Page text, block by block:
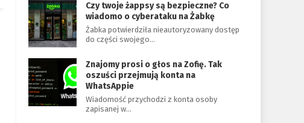
Czy twoje żappsy są bezpieczne? Co
wiadomo o cyberataku na Żabkę
Żabka potwierdziła nieautoryzowany dostęp
do części swojego…
Znajomy prosi o głos na Zofię. Tak
oszuści przejmują konta na
WhatsAppie
Wiadomość przychodzi z konta osoby
zapisanej w…